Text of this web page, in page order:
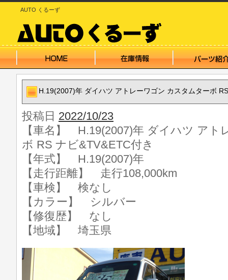
AUTO くるーず
H.19(2007)年 ダイハツ アトレーワゴン カスタムターボ
投稿日 2022/10/23
【車名】 H.19(2007)年 ダイハツ アト
ボ RS ナビ&TV&ETC付き
【年式】 H.19(2007)年
【走行距離】 走行108,000km
【車検】 検なし
【カラー】 シルバー
【修復歴】 なし
【地域】 埼玉県